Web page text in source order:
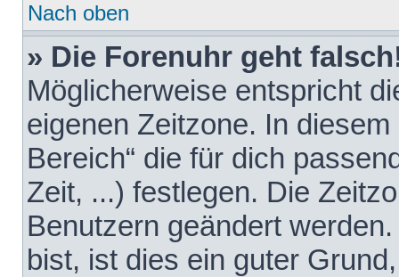
Nach oben
» Die Forenuhr geht
Möglicherweise entspricht
eigenen Zeitzone. In
Bereich“ die für dich
Zeit, ...) festlegen. Die
Benutzern geändert
bist, ist dies ein guter